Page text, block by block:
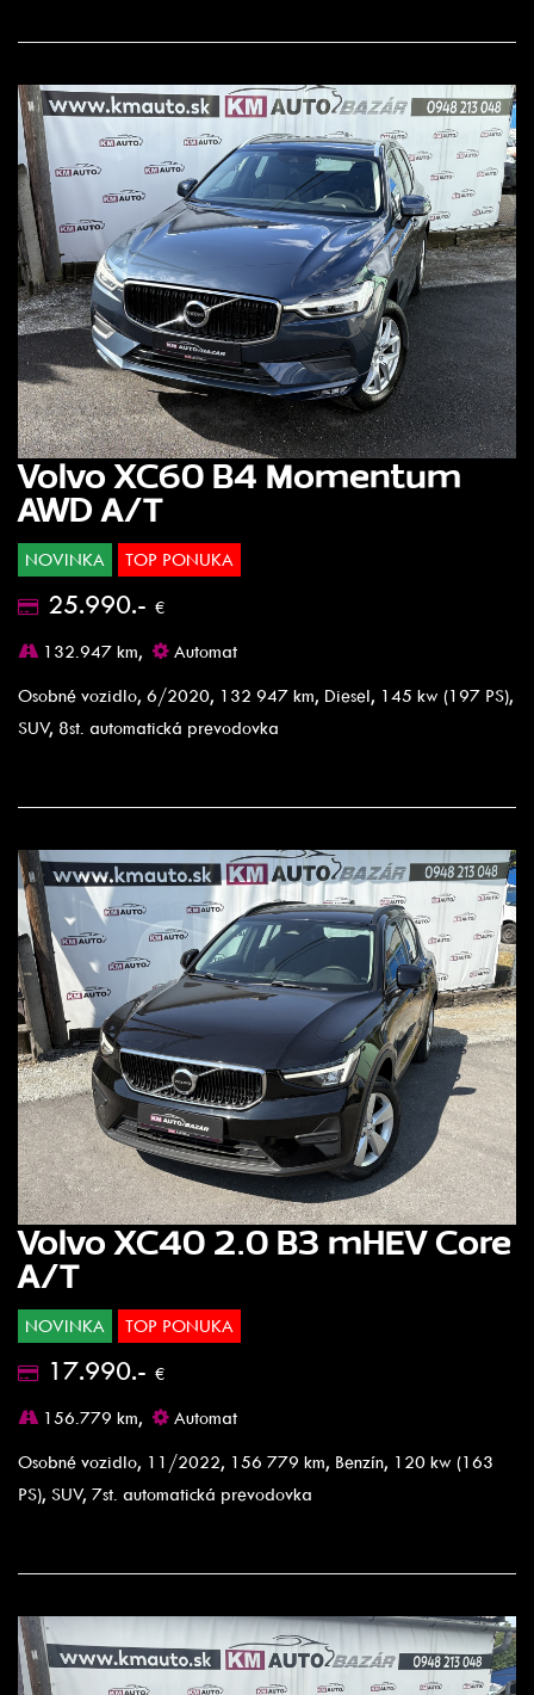
Volvo XC60 B4 Momentum
AWD A/T
NOVINKA TOP PONUKA
25.990.- €
132.947 km,
Automat
Osobné vozidlo, 6/2020, 132 947 km, Diesel, 145 kw (197 PS),
SUV, 8st. automatická prevodovka
Volvo XC40 2.0 B3 mHEV Core
A/T
NOVINKA TOP PONUKA
17.990.- €
156.779 km,
Automat
Osobné vozidlo, 11/2022, 156 779 km, Benzín, 120 kw (163
PS), SUV, 7st. automatická prevodovka